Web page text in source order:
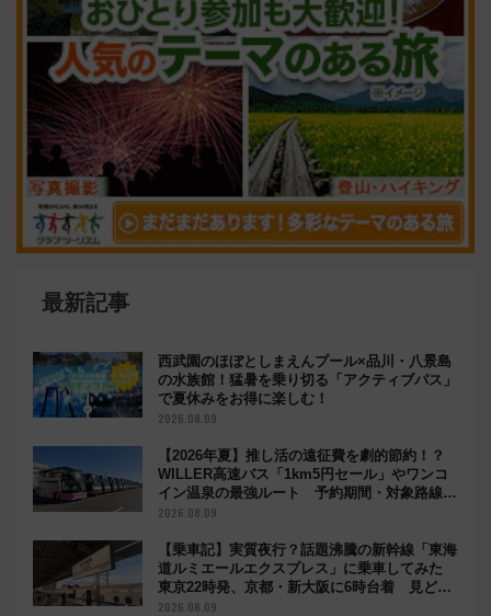
最新記事
西武園のほぼとしまえんプール×品川・八景島
の水族館！猛暑を乗り切る「アクティブパス」
で夏休みをお得に楽しむ！
2026.08.09
【2026年夏】推し活の遠征費を劇的節約！？
WILLER高速バス「1km5円セール」やワンコ
イン温泉の最強ルート 予約期間・対象路線ま
とめ
2026.08.09
【乗車記】実質夜行？話題沸騰の新幹線「東海
道ルミエールエクスプレス」に乗車してみた
東京22時発、京都・新大阪に6時台着 見どこ
ろは岐阜羽島の素晴らし過ぎる朝
2026.08.09